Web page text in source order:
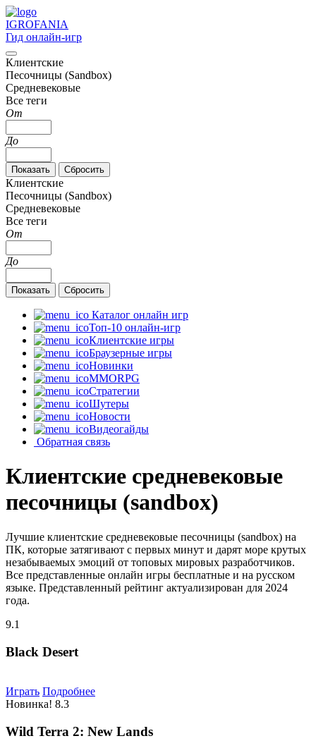
IGROFANIA
Гид онлайн-игр
Клиентские
Песочницы (Sandbox)
Средневековые
Все теги
От
До
Клиентские
Песочницы (Sandbox)
Средневековые
Все теги
От
До
Каталог онлайн игр
Топ-10 онлайн-игр
Клиентские игры
Браузерные игры
Новинки
MMORPG
Стратегии
Шутеры
Новости
Видеогайды
Обратная связь
Клиентские средневековые
песочницы (sandbox)
Лучшие клиентские средневековые песочницы (sandbox) на
ПК, которые затягивают с первых минут и дарят море крутых
незабываемых эмоций от топовых мировых разработчиков.
Все представленные онлайн игры бесплатные и на русском
языке. Представленный рейтинг актуализирован для 2024
года.
9.1
Black Desert
Играть Подробнее
Новинка! 8.3
Wild Terra 2: New Lands